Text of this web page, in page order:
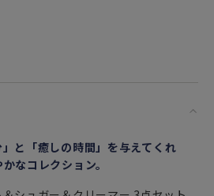
と「癒しの時間」を与えてくれ
なコレクション。